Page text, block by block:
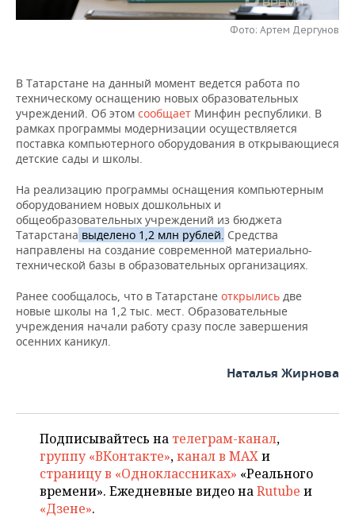
ВОЛЕЙБОЛ
КИБЕРСПОРТ
ВОДНЫЕ ВИДЫ СПОРТА
ХОККЕЙ С МЯЧОМ
ИСТОРИЯ
КУЛЬТУРА
ОБРАЗОВАНИЕ
ПРОИСШЕСТВИЯ
СПИСОК ПЕРСОН
СПИСОК КОМПАНИЙ
ПОЛНАЯ ВЕРСИЯ
Фото: Артем Дергунов
В Татарстане на данный момент ведется работа по
техническому оснащению новых образовательных
учреждений. Об этом сообщает Минфин республики. В
рамках программы модернизации осуществляется
поставка компьютерного оборудования в открывающиеся
детские сады и школы.
На реализацию программы оснащения компьютерным
оборудованием новых дошкольных и
общеобразовательных учреждений из бюджета
Татарстана выделено 1,2 млн рублей. Средства
направлены на создание современной материально-
технической базы в образовательных организациях.
Ранее сообщалось, что в Татарстане открылись две
новые школы на 1,2 тыс. мест. Образовательные
учреждения начали работу сразу после завершения
осенних каникул.
Наталья Жирнова
Подписывайтесь на телеграм-канал,
группу «ВКонтакте»,канал в MAXи
страницу в «Одноклассниках» «Реального
времени». Ежедневные видео наRutube и
«Дзене».